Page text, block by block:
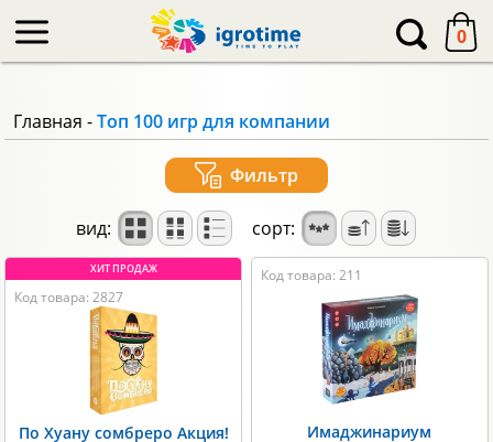
0
Главная - Топ 100 игр для компании
Фильтр
вид: сорт:
Код товара: 2827
По Хуану сомбреро Акция!
Код товара: 211
Имаджинариум